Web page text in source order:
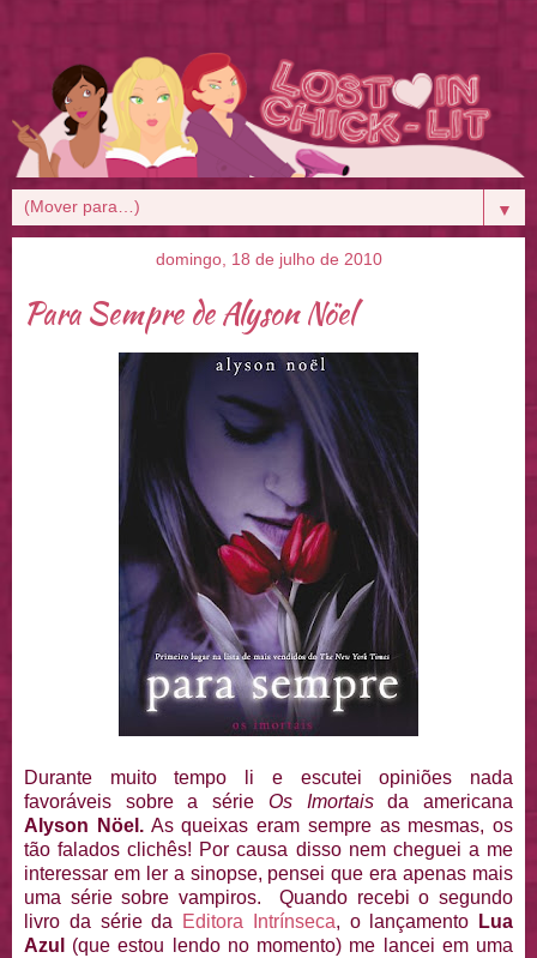
▼
domingo, 18 de julho de 2010
Para Sempre de Alyson Nöel
Durante muito tempo li e escutei opiniões nada
favoráveis sobre a série Os Imortaisda americana
Alyson Nöel.As queixas eram sempre as mesmas, os
tão falados clichês! Por causa disso nem cheguei a me
interessar em ler a sinopse, pensei que era apenas mais
uma série sobre vampiros. Quando recebi o segundo
livro da série da
Editora Intrínseca, o lançamento
Lua
Azul (que estou lendo no momento) me lancei em uma